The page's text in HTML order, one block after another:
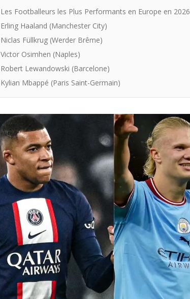
Les Footballeurs les Plus Performants en Europe en 2026
Erling Haaland (Manchester City)
Niclas Füllkrug (Werder Brême)
Victor Osimhen (Naples)
Robert Lewandowski (Barcelone)
Kylian Mbappé (Paris Saint-Germain)